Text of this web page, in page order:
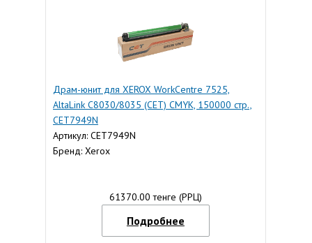
Драм-юнит для XEROX WorkCentre 7525,
AltaLink C8030/8035 (CET) CMYK, 150000 стр.,
CET7949N
Артикул: CET7949N
Бренд: Xerox
61370.00 тенге (РРЦ)
Подробнее